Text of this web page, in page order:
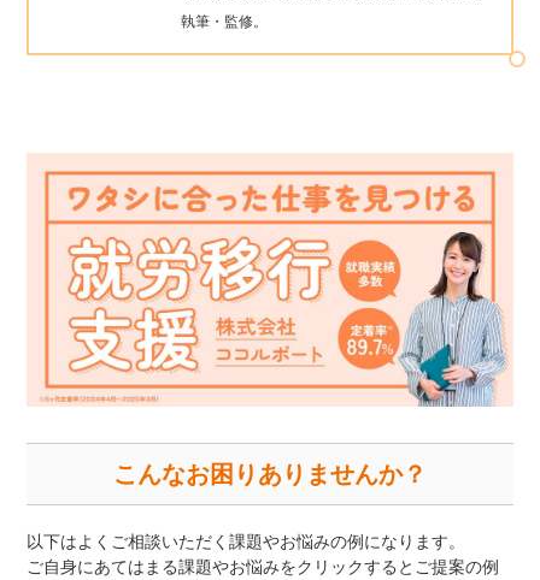
執筆・監修。
こんなお困りありませんか？
以下はよくご相談いただく課題やお悩みの例になります。
ご自身にあてはまる課題やお悩みをクリックするとご提案の例